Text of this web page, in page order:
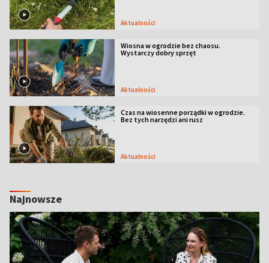
Aktualności
Wiosna w ogrodzie bez chaosu.
Wystarczy dobry sprzęt
Aktualności
Czas na wiosenne porządki w ogrodzie.
Bez tych narzędzi ani rusz
Aktualności
Najnowsze